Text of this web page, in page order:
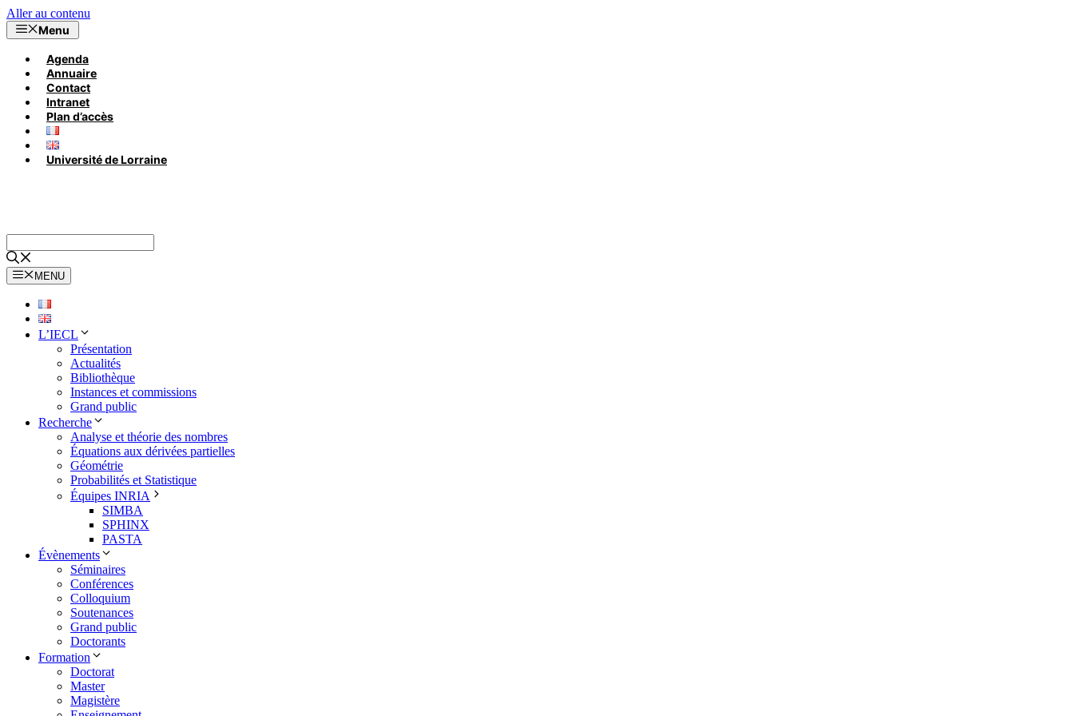
Aller au contenu
Menu
Agenda
Annuaire
Contact
Intranet
Plan d’accès
Université de Lorraine
MENU
L’IECL
Présentation
Actualités
Bibliothèque
Instances et commissions
Grand public
Recherche
Analyse et théorie des nombres
Équations aux dérivées partielles
Géométrie
Probabilités et Statistique
Équipes INRIA
SIMBA
SPHINX
PASTA
Évènements
Séminaires
Conférences
Colloquium
Soutenances
Grand public
Doctorants
Formation
Doctorat
Master
Magistère